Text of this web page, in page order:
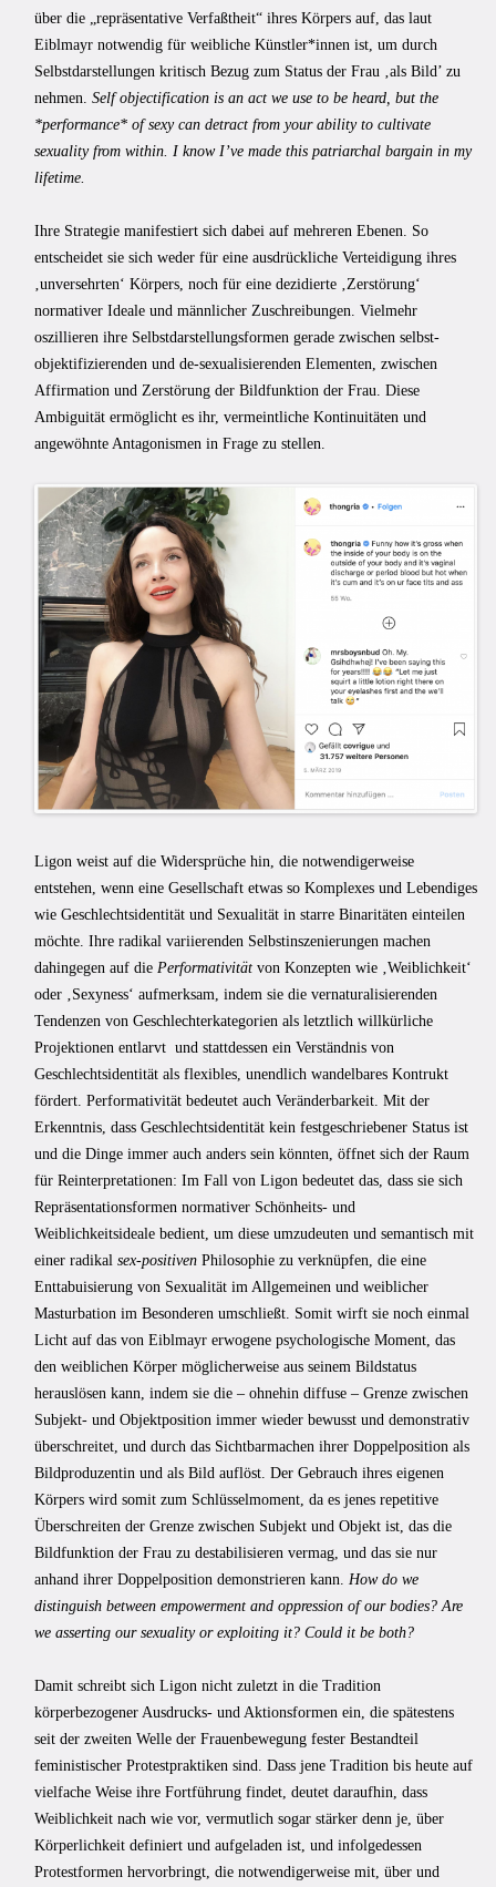
über die „repräsentative Verfaßtheit“ ihres Körpers auf, das laut
Eiblmayr notwendig für weibliche Künstler*innen ist, um durch
Selbstdarstellungen kritisch Bezug zum Status der Frau ‚als Bild’ zu
nehmen. Self objectification is an act we use to be heard, but the
*performance* of sexy can detract from your ability to cultivate
sexuality from within. I know I’ve made this patriarchal bargain in my
lifetime.
Ihre Strategie manifestiert sich dabei auf mehreren Ebenen. So
entscheidet sie sich weder für eine ausdrückliche Verteidigung ihres
‚unversehrten‘ Körpers, noch für eine dezidierte ‚Zerstörung‘
normativer Ideale und männlicher Zuschreibungen. Vielmehr
oszillieren ihre Selbstdarstellungsformen gerade zwischen selbst-
objektifizierenden und de-sexualisierenden Elementen, zwischen
Affirmation und Zerstörung der Bildfunktion der Frau. Diese
Ambiguität ermöglicht es ihr, vermeintliche Kontinuitäten und
angewöhnte Antagonismen in Frage zu stellen.
Ligon weist auf die Widersprüche hin, die notwendigerweise
entstehen, wenn eine Gesellschaft etwas so Komplexes und Lebendiges
wie Geschlechtsidentität und Sexualität in starre Binaritäten einteilen
möchte. Ihre radikal variierenden Selbstinszenierungen machen
dahingegen auf die Performativität von Konzepten wie ‚Weiblichkeit‘
oder ‚Sexyness‘ aufmerksam, indem sie die vernaturalisierenden
Tendenzen von Geschlechterkategorien als letztlich willkürliche
Projektionen entlarvt und stattdessen ein Verständnis von
Geschlechtsidentität als flexibles, unendlich wandelbares Kontrukt
fördert. Performativität bedeutet auch Veränderbarkeit. Mit der
Erkenntnis, dass Geschlechtsidentität kein festgeschriebener Status ist
und die Dinge immer auch anders sein könnten, öffnet sich der Raum
für Reinterpretationen: Im Fall von Ligon bedeutet das, dass sie sich
Repräsentationsformen normativer Schönheits- und
Weiblichkeitsideale bedient, um diese umzudeuten und semantisch mit
einer radikal sex-positiven Philosophie zu verknüpfen, die eine
Enttabuisierung von Sexualität im Allgemeinen und weiblicher
Masturbation im Besonderen umschließt. Somit wirft sie noch einmal
Licht auf das von Eiblmayr erwogene psychologische Moment, das
den weiblichen Körper möglicherweise aus seinem Bildstatus
herauslösen kann, indem sie die – ohnehin diffuse – Grenze zwischen
Subjekt- und Objektposition immer wieder bewusst und demonstrativ
überschreitet, und durch das Sichtbarmachen ihrer Doppelposition als
Bildproduzentin und als Bild auflöst. Der Gebrauch ihres eigenen
Körpers wird somit zum Schlüsselmoment, da es jenes repetitive
Überschreiten der Grenze zwischen Subjekt und Objekt ist, das die
Bildfunktion der Frau zu destabilisieren vermag, und das sie nur
anhand ihrer Doppelposition demonstrieren kann. How do we
distinguish between empowerment and oppression of our bodies? Are
we asserting our sexuality or exploiting it? Could it be both?
Damit schreibt sich Ligon nicht zuletzt in die Tradition
körperbezogener Ausdrucks- und Aktionsformen ein, die spätestens
seit der zweiten Welle der Frauenbewegung fester Bestandteil
feministischer Protestpraktiken sind. Dass jene Tradition bis heute auf
vielfache Weise ihre Fortführung findet, deutet daraufhin, dass
Weiblichkeit nach wie vor, vermutlich sogar stärker denn je, über
Körperlichkeit definiert und aufgeladen ist, und infolgedessen
Protestformen hervorbringt, die notwendigerweise mit, über und